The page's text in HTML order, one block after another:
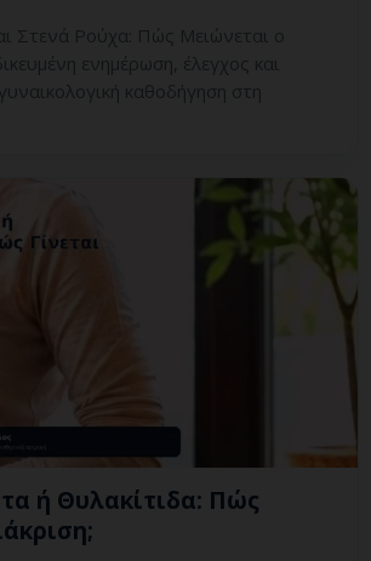
Στενά Ρούχα: Πώς Μειώνεται ο
ενημέρωση, έλεγχος και
καθοδήγηση στη
ή Θυλακίτιδα: Πώς